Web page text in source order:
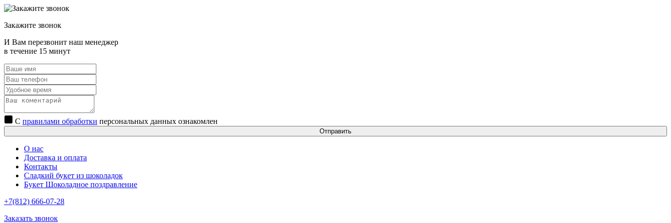
Закажите звонок
И Вам перезвонит наш менеджер
в течение 15 минут
С правилами обработки персональных данных ознакомлен
Отправить
О нас
Доставка и оплата
Контакты
Сладкий букет из шоколадок
Букет Шоколадное поздравление
+7(812) 666-07-28
Заказать звонок